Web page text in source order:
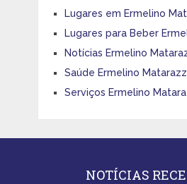
Lugares em Ermelino
Lugares para Beber
Notícias Ermelino
Saúde Ermelino
Serviços Ermelino
NOTÍCIAS